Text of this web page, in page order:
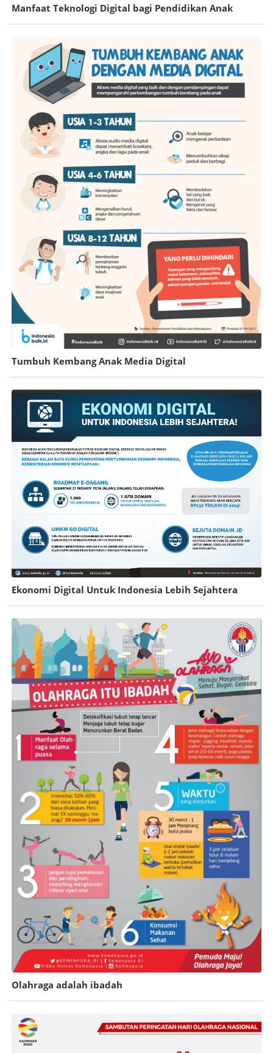
Manfaat Teknologi Digital bagi Pendidikan Anak
Tumbuh Kembang Anak Media Digital
Ekonomi Digital Untuk Indonesia Lebih Sejahtera
Olahraga adalah ibadah